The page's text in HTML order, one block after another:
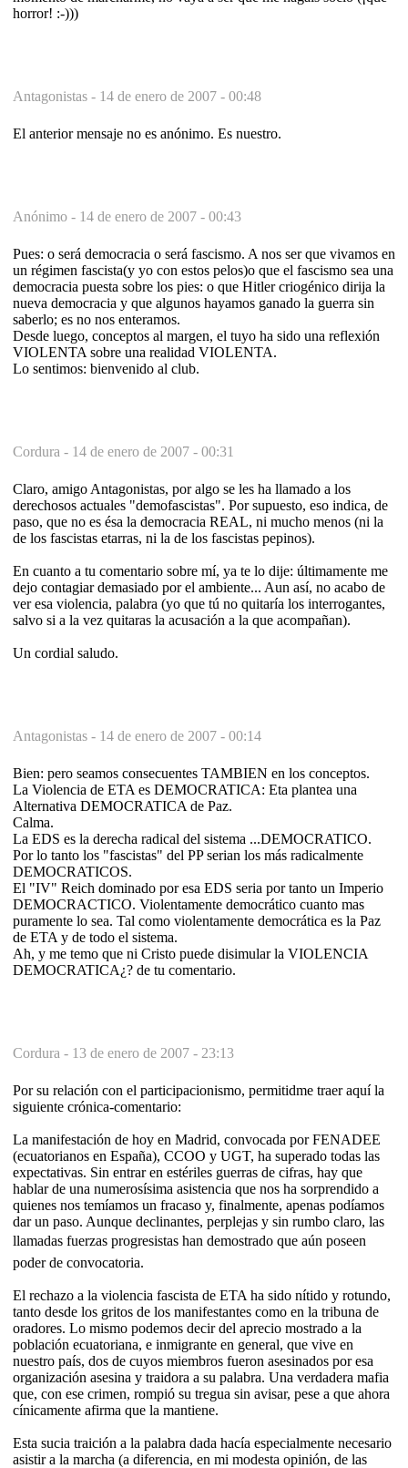
horror! :-)))
Antagonistas - 14 de enero de 2007 - 00:48
El anterior mensaje no es anónimo. Es nuestro.
Anónimo - 14 de enero de 2007 - 00:43
Pues: o será democracia o será fascismo. A nos ser que vivamos en
un régimen fascista(y yo con estos pelos)o que el fascismo sea una
democracia puesta sobre los pies: o que Hitler criogénico dirija la
nueva democracia y que algunos hayamos ganado la guerra sin
saberlo; es no nos enteramos.
Desde luego, conceptos al margen, el tuyo ha sido una reflexión
VIOLENTA sobre una realidad VIOLENTA.
Lo sentimos: bienvenido al club.
Cordura - 14 de enero de 2007 - 00:31
Claro, amigo Antagonistas, por algo se les ha llamado a los
derechosos actuales "demofascistas". Por supuesto, eso indica, de
paso, que no es ésa la democracia REAL, ni mucho menos (ni la
de los fascistas etarras, ni la de los fascistas pepinos).
En cuanto a tu comentario sobre mí, ya te lo dije: últimamente me
dejo contagiar demasiado por el ambiente... Aun así, no acabo de
ver esa violencia, palabra (yo que tú no quitaría los interrogantes,
salvo si a la vez quitaras la acusación a la que acompañan).
Un cordial saludo.
Antagonistas - 14 de enero de 2007 - 00:14
Bien: pero seamos consecuentes TAMBIEN en los conceptos.
La Violencia de ETA es DEMOCRATICA: Eta plantea una
Alternativa DEMOCRATICA de Paz.
Calma.
La EDS es la derecha radical del sistema ...DEMOCRATICO.
Por lo tanto los "fascistas" del PP serian los más radicalmente
DEMOCRATICOS.
El "IV" Reich dominado por esa EDS seria por tanto un Imperio
DEMOCRACTICO. Violentamente democrático cuanto mas
puramente lo sea. Tal como violentamente democrática es la Paz
de ETA y de todo el sistema.
Ah, y me temo que ni Cristo puede disimular la VIOLENCIA
DEMOCRATICA¿? de tu comentario.
Cordura - 13 de enero de 2007 - 23:13
Por su relación con el participacionismo, permitidme traer aquí la
siguiente crónica-comentario:
La manifestación de hoy en Madrid, convocada por FENADEE
(ecuatorianos en España), CCOO y UGT, ha superado todas las
expectativas. Sin entrar en estériles guerras de cifras, hay que
hablar de una numerosísima asistencia que nos ha sorprendido a
quienes nos temíamos un fracaso y, finalmente, apenas podíamos
dar un paso. Aunque declinantes, perplejas y sin rumbo claro, las
llamadas fuerzas progresistas han demostrado que aún poseen
poder de convocatoria.
El rechazo a la violencia fascista de ETA ha sido nítido y rotundo,
tanto desde los gritos de los manifestantes como en la tribuna de
oradores. Lo mismo podemos decir del aprecio mostrado a la
población ecuatoriana, e inmigrante en general, que vive en
nuestro país, dos de cuyos miembros fueron asesinados por esa
organización asesina y traidora a su palabra. Una verdadera mafia
que, con ese crimen, rompió su tregua sin avisar, pese a que ahora
cínicamente afirma que la mantiene.
Esta sucia traición a la palabra dada hacía especialmente necesario
asistir a la marcha (a diferencia, en mi modesta opinión, de las